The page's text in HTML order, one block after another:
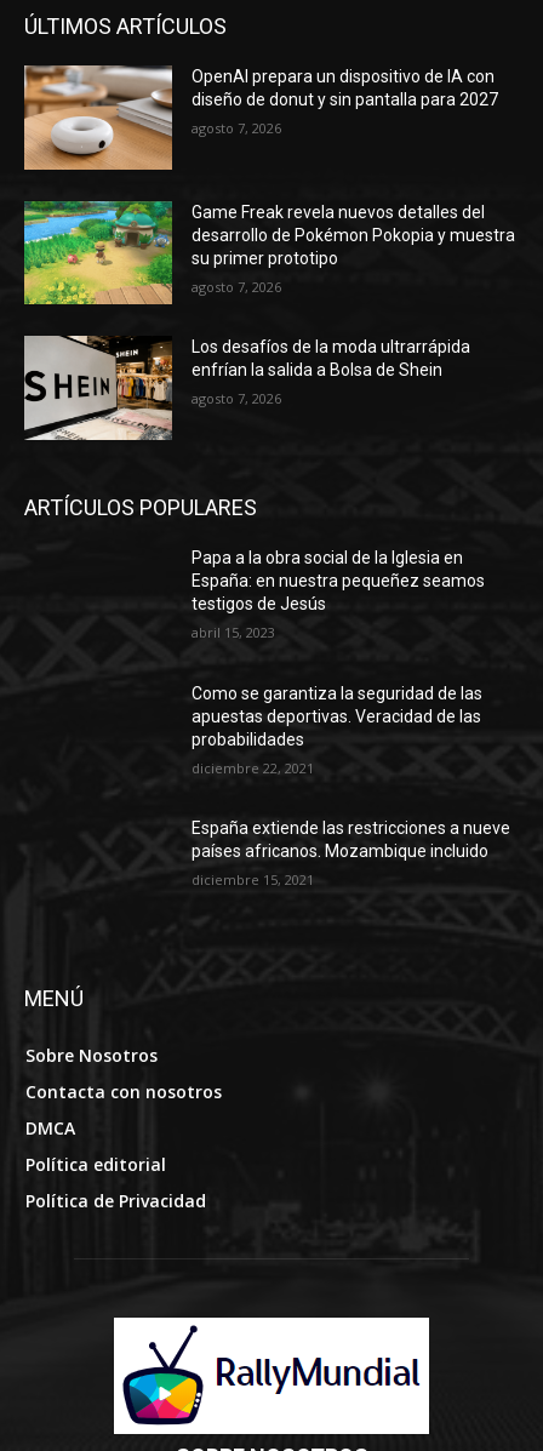
ÚLTIMOS ARTÍCULOS
OpenAI prepara un dispositivo de IA con
diseño de donut y sin pantalla para 2027
agosto 7, 2026
Game Freak revela nuevos detalles del
desarrollo de Pokémon Pokopia y muestra
su primer prototipo
agosto 7, 2026
Los desafíos de la moda ultrarrápida
enfrían la salida a Bolsa de Shein
agosto 7, 2026
ARTÍCULOS POPULARES
Papa a la obra social de la Iglesia en
España: en nuestra pequeñez seamos
testigos de Jesús
abril 15, 2023
Como se garantiza la seguridad de las
apuestas deportivas. Veracidad de las
probabilidades
diciembre 22, 2021
España extiende las restricciones a nueve
países africanos. Mozambique incluido
diciembre 15, 2021
MENÚ
Sobre Nosotros
Contacta con nosotros
DMCA
Política editorial
Política de Privacidad